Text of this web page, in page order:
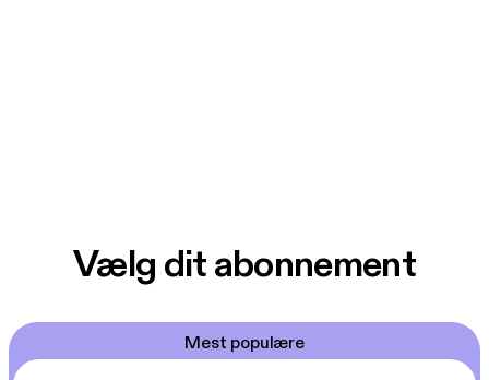
Vælg dit abonnement
Mest populære